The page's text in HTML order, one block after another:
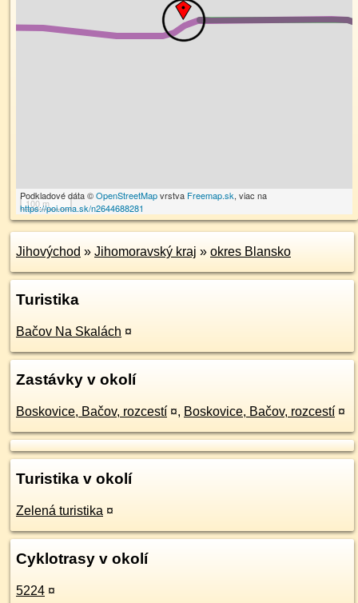
100 m
Podkladové dáta ©OpenStreetMapvrstva Freemap.sk, viac na
https://poi.oma.sk/n2644688281
Jihovýchod » Jihomoravský kraj » okres Blansko
Turistika
Bačov Na Skalách ¤
Zastávky v okolí
Boskovice, Bačov, rozcestí ¤, Boskovice, Bačov, rozcestí ¤
Turistika v okolí
Zelená turistika ¤
Cyklotrasy v okolí
5224 ¤